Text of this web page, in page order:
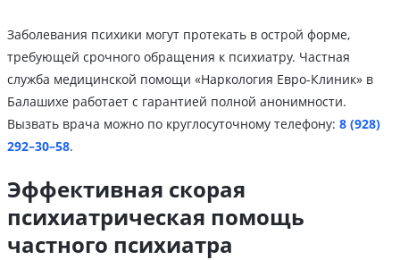
Заболевания психики могут протекать в острой форме,
требующей срочного обращения к психиатру. Частная
служба медицинской помощи «Наркология Евро-Клиник» в
Балашихе работает с гарантией полной анонимности.
Вызвать врача можно по круглосуточному телефону: 8 (928)
292–30–58.
Эффективная скорая
психиатрическая помощь
частного психиатра